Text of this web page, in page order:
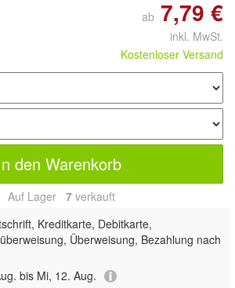
ab 7,79 €
inkl. MwSt.
Kostenloser Versand
den Warenkorb
Auf Lager 7 verkauft
Kreditkarte, Debitkarte,
Überweisung, Bezahlung nach
bis Mi, 12. Aug.